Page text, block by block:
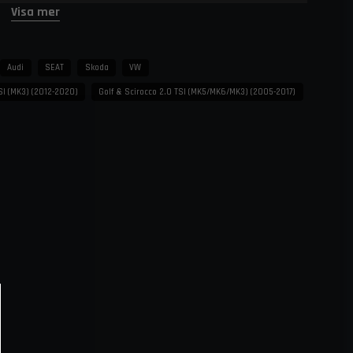
tid
Visa mer
Audi SEAT Skoda VW
(MK3) (2012-2020) Golf & Scirocco 2.0 TSI (MK5/MK6/MK3) (2005-2017)